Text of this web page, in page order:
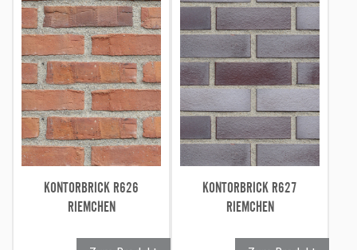
KONTORBRICK R626
RIEMCHEN
KONTORBRICK R627
RIEMCHEN